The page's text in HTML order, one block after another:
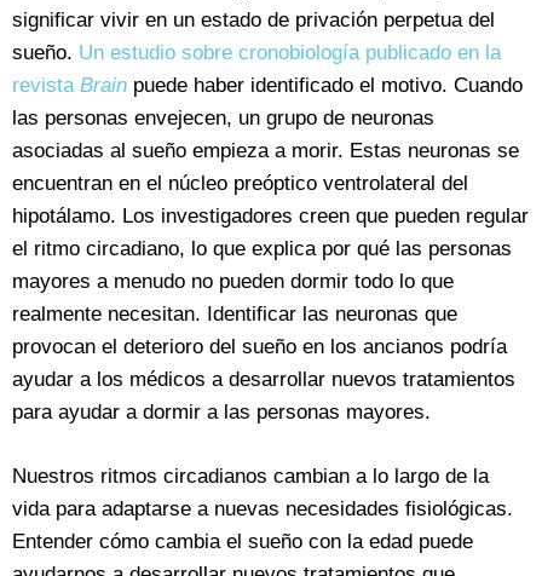
significar vivir en un estado de privación perpetua del
sueño. Un estudio sobre cronobiología publicado en la
revistaBrain puede haber identificado el motivo. Cuando
las personas envejecen, un grupo de neuronas
asociadas al sueño empieza a morir. Estas neuronas se
encuentran en el núcleo preóptico ventrolateral del
hipotálamo. Los investigadores creen que pueden regular
el ritmo circadiano, lo que explica por qué las personas
mayores a menudo no pueden dormir todo lo que
realmente necesitan. Identificar las neuronas que
provocan el deterioro del sueño en los ancianos podría
ayudar a los médicos a desarrollar nuevos tratamientos
para ayudar a dormir a las personas mayores.
Nuestros ritmos circadianos cambian a lo largo de la
vida para adaptarse a nuevas necesidades fisiológicas.
Entender cómo cambia el sueño con la edad puede